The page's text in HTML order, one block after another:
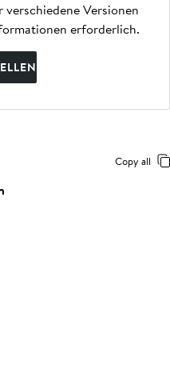
Versionen
erforderlich.
Copy all